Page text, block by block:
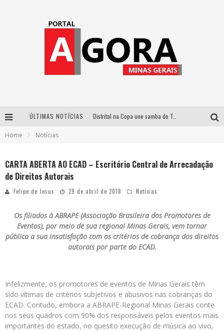
ÚLTIMAS NOTÍCIAS Distrital na Copa une samba do Trem dos Onze, acervo do Museu do Mineirão e transmissão em 4K para duelo contra o Haiti
Home Notícias
CARTA ABERTA AO ECAD – Escritório Central de Arrecadação
de Direitos Autorais
Felipe de Jesus 29 de abril de 2018 Notícias
Os filiados à ABRAPE (Associação Brasileira dos Promotores de
Eventos), por meio de sua regional Minas Gerais, vem tornar
pública a sua insatisfação com os critérios de cobrança dos direitos
autorais por parte do ECAD.
Infelizmente, os promotores de eventos de Minas Gerais têm
sido vítimas de critérios subjetivos e abusivos nas cobranças do
ECAD. Contudo, embora a ABRAPE-Regional Minas Gerais conte
nos seus quadros com 90% dos responsáveis pelos eventos mais
importantes do estado, no quesito execução de música ao vivo,